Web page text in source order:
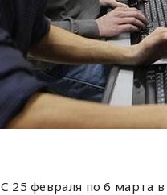
С 25 февраля по 6 марта